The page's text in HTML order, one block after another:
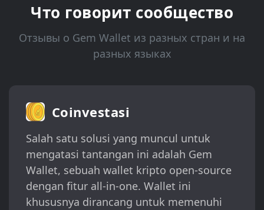
Что говорит сообщество
Отзывы о Gem Wallet из разных стран и на
разных языках
Coinvestasi
Salah satu solusi yang muncul untuk
mengatasi tantangan ini adalah Gem
Wallet, sebuah wallet kripto open-source
dengan fitur all-in-one. Wallet ini
khususnya dirancang untuk memenuhi